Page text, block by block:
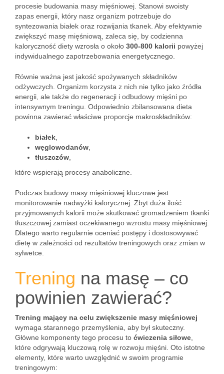
procesie budowania masy mięśniowej. Stanowi swoisty
zapas energii, który nasz organizm potrzebuje do
syntezowania białek oraz rozwijania tkanek. Aby efektywnie
zwiększyć masę mięśniową, zaleca się, by codzienna
kaloryczność diety wzrosła o około 300-800 kalorii powyżej
indywidualnego zapotrzebowania energetycznego.
Równie ważna jest jakość spożywanych składników
odżywczych. Organizm korzysta z nich nie tylko jako źródła
energii, ale także do regeneracji i odbudowy mięśni po
intensywnym treningu. Odpowiednio zbilansowana dieta
powinna zawierać właściwe proporcje makroskładników:
białek
węglowodanów
tłuszczów
które wspierają procesy anaboliczne.
Podczas budowy masy mięśniowej kluczowe jest
monitorowanie nadwyżki kalorycznej. Zbyt duża ilość
przyjmowanych kalorii może skutkować gromadzeniem tkanki
tłuszczowej zamiast oczekiwanego wzrostu masy mięśniowej.
Dlatego warto regularnie oceniać postępy i dostosowywać
dietę w zależności od rezultatów treningowych oraz zmian w
sylwetce.
Trening na masę – co
powinien zawierać?
Trening mający na celu zwiększenie masy mięśniowej
wymaga starannego przemyślenia, aby był skuteczny.
Główne komponenty tego procesu to ćwiczenia siłowe
które odgrywają kluczową rolę w rozwoju mięśni. Oto istotne
elementy, które warto uwzględnić w swoim programie
treningowym: